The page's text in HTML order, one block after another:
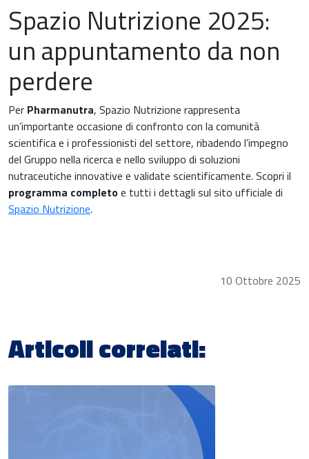
Spazio Nutrizione 2025:
un appuntamento da non
perdere
Per Pharmanutra, Spazio Nutrizione rappresenta
un’importante occasione di confronto con la comunità
scientifica e i professionisti del settore, ribadendo l’impegno
del Gruppo nella ricerca e nello sviluppo di soluzioni
nutraceutiche innovative e validate scientificamente. Scopri il
programma completoe tutti i dettagli sul sito ufficiale di
Spazio Nutrizione.
10 Ottobre 2025
Articoli correlati: